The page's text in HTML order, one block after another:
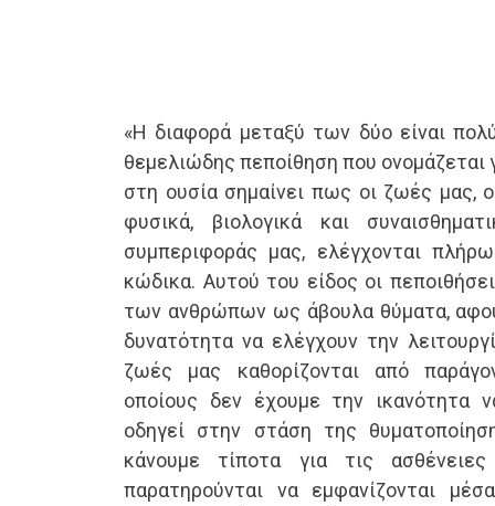
«Η διαφορά μεταξύ των δύο είναι
θεμελιώδης πεποίθηση που ονομάζεται
στη ουσία σημαίνει πως οι ζωές μας,
φυσικά, βιολογικά και
συμπεριφοράς μας, ελέγχονται
κώδικα. Αυτού του είδος οι
των ανθρώπων ως άβουλα θύματα,
δυνατότητα να ελέγχουν την
ζωές μας καθορίζονται από
οποίους δεν έχουμε την ικανότητα
οδηγεί στην στάση της
κάνουμε τίποτα για τις
παρατηρούνται να εμφανίζονται